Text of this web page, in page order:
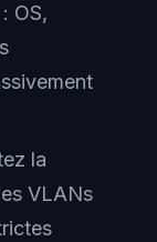
: OS,
la
VLANs